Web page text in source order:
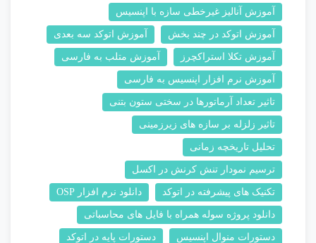
آموزش آنالیز غیرخطی سازه با اپنسیس
آموزش اتوکد در چند بخش آموزش اتوکد سه بعدی
آموزش تکلا استراکچرز آموزش متلب به فارسی
آموزش نرم افزار اپنسیس به فارسی
تاثیر تعداد آرماتورها در سختی ستون بتنی
تاثیر زلزله بر سازه های زیرزمینی
تحلیل تاریخچه زمانی
ترسیم نمودار تنش کرنش در اکسل
تکنیک های پیشرفته در اتوکد دانلود نرم افزار OSP
دانلود پروژه سوله همراه با فایل های محاسباتی
دستورات منوال اپنسیس دستورات پایه در اتوکد